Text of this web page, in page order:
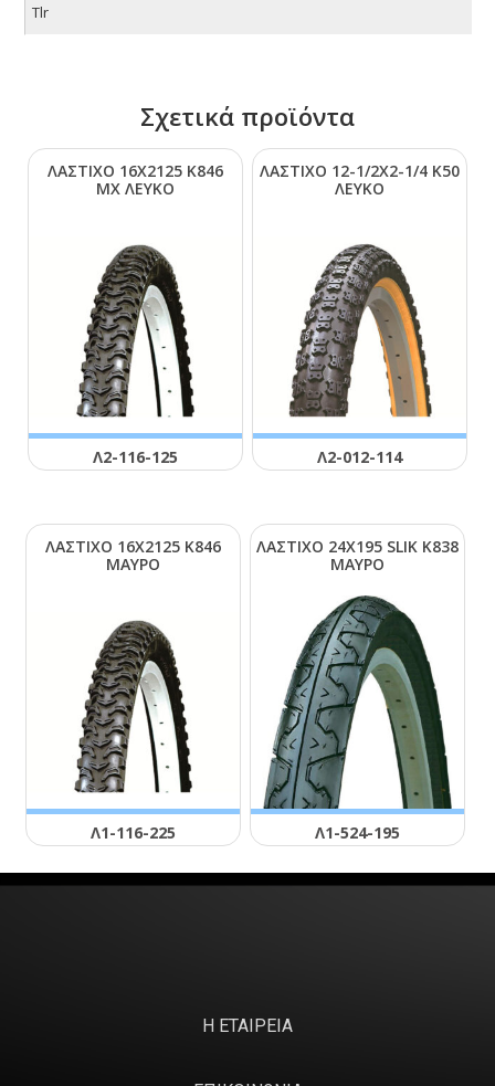
Tlr
Σχετικά προϊόντα
ΛΑΣΤΙΧΟ 16Χ2125 Κ846
ΜΧ ΛΕΥΚΟ
Λ2-116-125
ΛΑΣΤΙΧΟ 12-1/2Χ2-1/4 Κ50
ΛΕΥΚΟ
Λ2-012-114
ΛΑΣΤΙΧΟ 16Χ2125 Κ846
ΜΑΥΡΟ
Λ1-116-225
ΛΑΣΤΙΧΟ 24Χ195 SLΙΚ Κ838
ΜΑΥΡΟ
Λ1-524-195
Η ΕΤΑΙΡΕΙΑ